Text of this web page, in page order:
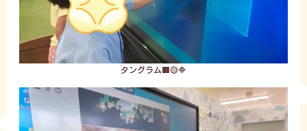
タングラム🟧🟡🔷